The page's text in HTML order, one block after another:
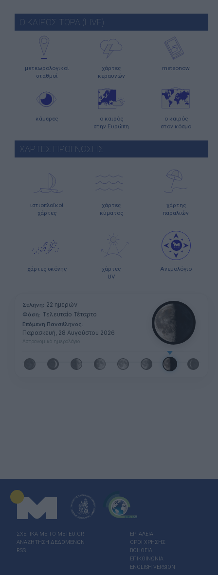
Ο ΚΑΙΡΟΣ ΤΩΡΑ (LIVE)
μετεωρολογικοί
σταθμοί
χάρτες
κεραυνών
meteonow
κάμερες
ο καιρός
στην Ευρώπη
ο καιρός
στον κόσμο
ΧΑΡΤΕΣ ΠΡΟΓΝΩΣΗΣ
ιστιοπλοϊκοί
χάρτες
χάρτες
κύματος
χάρτης
παραλιών
χάρτες σκόνης
χάρτες
UV
Ανεμολόγιο
Σελήνη: 22 ημερών
Φάση: Τελευταίο Τέταρτο
Επόμενη Πανσέληνος:
Παρασκευή, 28 Αυγούστου 2026
Αστρονομικό ημερολόγιο
ΣΧΕΤΙΚΑ ΜΕ ΤΟ ΜΕΤΕΟ.GR
ΑΝΑΖΗΤΗΣΗ ΔΕΔΟΜΕΝΩΝ
RSS
ΕΡΓΑΛΕΙΑ
ΟΡΟΙ ΧΡΗΣΗΣ
ΒΟΗΘΕΙΑ
ΕΠΙΚΟΙΝΩΝΙΑ
ENGLISH VERSION